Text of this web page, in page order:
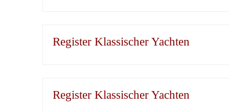
Register Klassischer Yachten
Register Klassischer Yachten